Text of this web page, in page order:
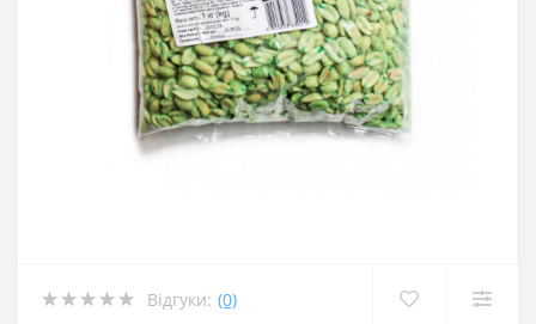
Відгуки: (0)